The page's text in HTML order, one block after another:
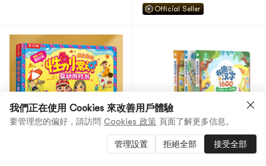
Official Seller
我們正在使用 Cookies 來改善用戶體驗
要管理您的偏好，請訪問 Cookies 政策 頁面了解更多信息。
管理設置 拒絕全部 接受全部